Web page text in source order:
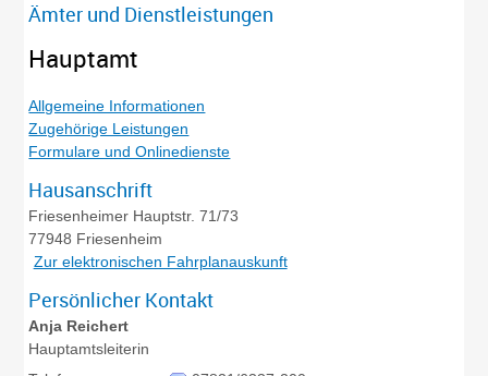
Ämter und Dienstleistungen
Hauptamt
Allgemeine Informationen
Zugehörige Leistungen
Formulare und Onlinedienste
Hausanschrift
Friesenheimer Hauptstr. 71/73
77948 Friesenheim
Zur elektronischen Fahrplanauskunft
Persönlicher Kontakt
Anja Reichert
Hauptamtsleiterin